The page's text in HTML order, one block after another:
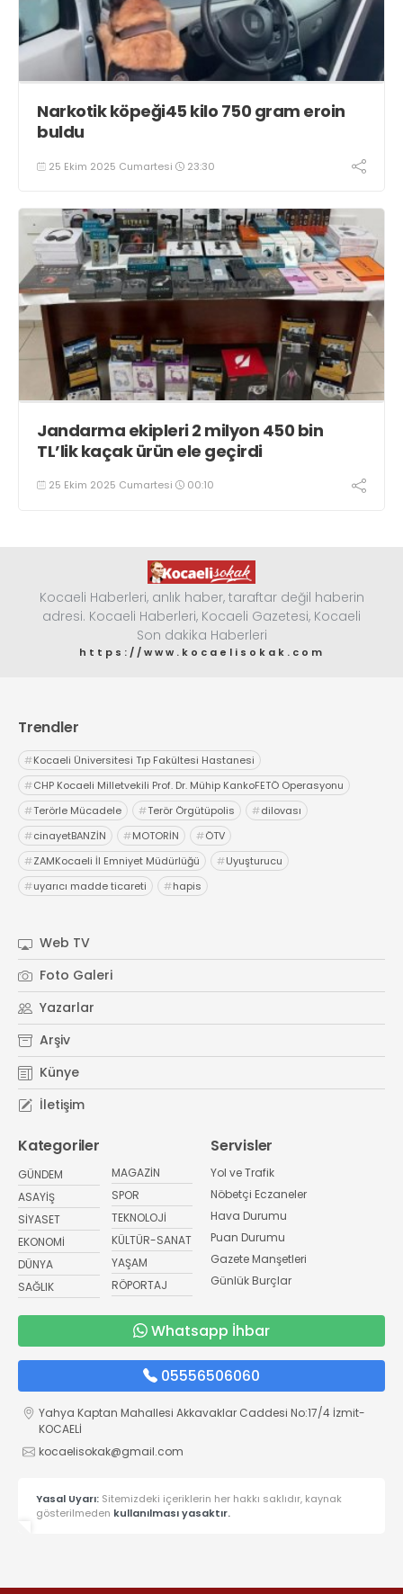
Narkotik köpeği45 kilo 750 gram eroin
buldu
25 Ekim 2025 Cumartesi 23:30
Jandarma ekipleri 2 milyon 450 bin
TL’lik kaçak ürün ele geçirdi
25 Ekim 2025 Cumartesi 00:10
Kocaeli Haberleri, anlık haber, taraftar değil haberin
adresi. Kocaeli Haberleri, Kocaeli Gazetesi, Kocaeli
Son dakika Haberleri
https://www.kocaelisokak.com
Trendler
#Kocaeli Üniversitesi Tıp Fakültesi Hastanesi
#CHP Kocaeli Milletvekili Prof. Dr. Mühip KankoFETÖ Operasyonu
#Terörle Mücadele #Terör Örgütüpolis #dilovası
#cinayetBANZİN #MOTORİN #ÖTV
#ZAMKocaeli İl Emniyet Müdürlüğü #Uyuşturucu
#uyarıcı madde ticareti #hapis
Web TV
Foto Galeri
Yazarlar
Arşiv
Künye
İletişim
Kategoriler
GÜNDEM
ASAYİŞ
SİYASET
EKONOMİ
DÜNYA
SAĞLIK
MAGAZİN
SPOR
TEKNOLOJİ
KÜLTÜR-SANAT
YAŞAM
RÖPORTAJ
Servisler
Yol ve Trafik
Nöbetçi Eczaneler
Hava Durumu
Puan Durumu
Gazete Manşetleri
Günlük Burçlar
Whatsapp İhbar
05556506060
Yahya Kaptan Mahallesi Akkavaklar Caddesi No:17/4 İzmit-
KOCAELİ
kocaelisokak@gmail.com
Yasal Uyarı: Sitemizdeki içeriklerin her hakkı saklıdır, kaynak
gösterilmeden kullanılması yasaktır.